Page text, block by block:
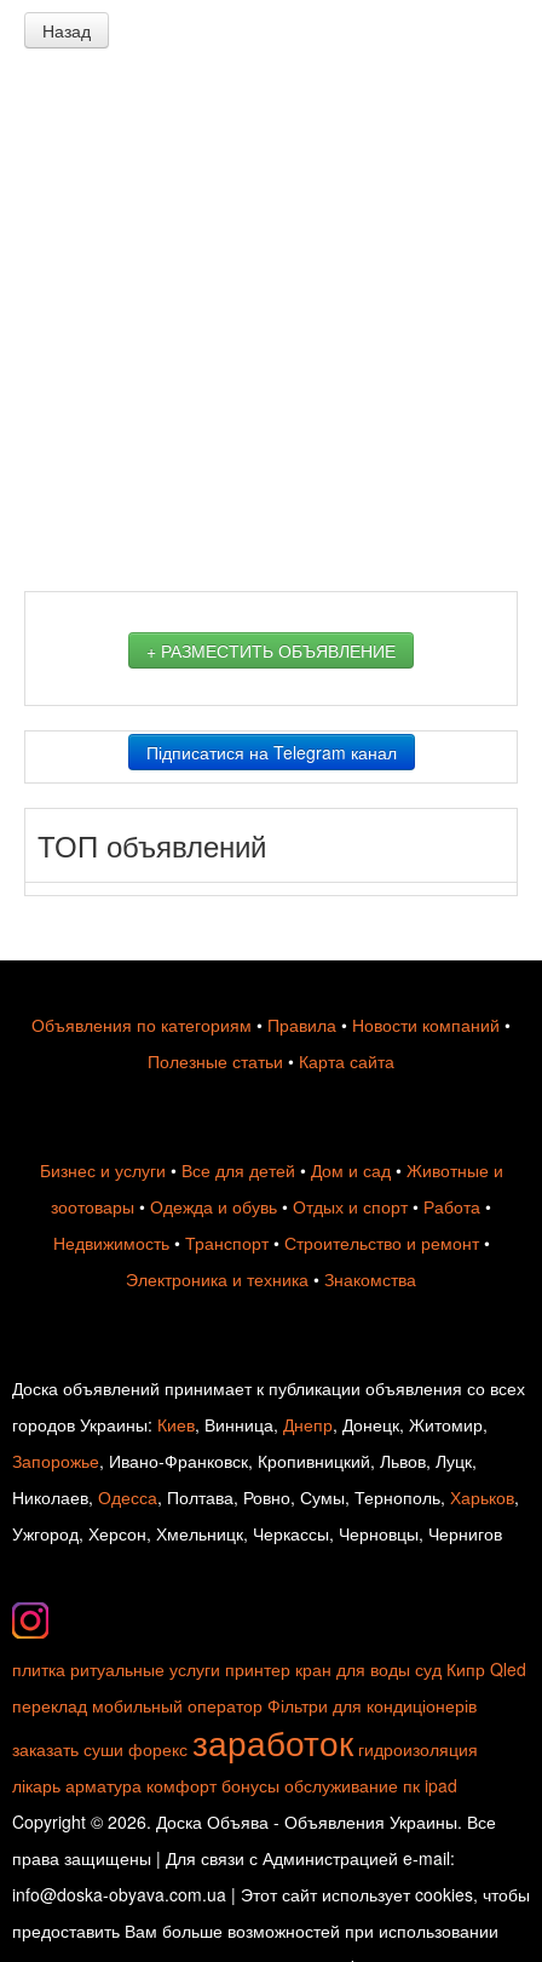
Назад
+ РАЗМЕСТИТЬ ОБЪЯВЛЕНИЕ
Підписатися на Telegram канал
ТОП объявлений
Объявления по категориям • Правила • Новости компаний •
Полезные статьи • Карта сайта
Бизнес и услуги • Все для детей • Дом и сад• Животные и
зоотовары • Одежда и обувь • Отдых и спорт• Работа •
Недвижимость• Транспорт• Строительство и ремонт•
Электроника и техника • Знакомства
Доска объявлений принимает к публикации объявления со всех
городов Украины: Киев, Винница, Днепр, Донецк, Житомир,
Запорожье, Ивано-Франковск, Кропивницкий, Львов, Луцк,
Николаев, Одесса, Полтава, Ровно, Сумы, Тернополь, Харьков,
Ужгород, Херсон, Хмельницк, Черкассы, Черновцы, Чернигов
плитка ритуальные услуги принтер кран для воды суд Кипр Qled
переклад мобильный оператор Фільтри для кондиціонерів
заказать суши форекс заработок гидроизоляция
лікарь арматура комфорт бонусы обслуживание пк ipad
Copyright © 2026. Доска Объява - Объявления Украины. Все
права защищены | Для связи с Администрацией e-mail:
info@doska-obyava.com.ua | Этот сайт использует cookies, чтобы
предоставить Вам больше возможностей при использовании